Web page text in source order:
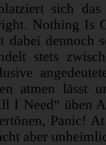
sich das
Nothing Is
dabei dennoch
stets
atmen lässt
I Need“ üben
Panic!
aber